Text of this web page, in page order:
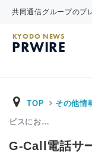
共同通信グループのプ
KYODO NEWS
PRWIRE
TOP その他情
ビスにお…
G-Call電話サ